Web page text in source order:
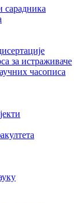
сарадника
за истраживаче
часописа